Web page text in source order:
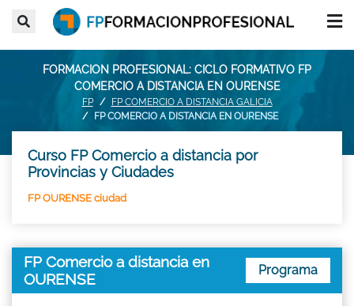
FORMACION PROFESIONAL: CICLO FORMATIVO FP
COMERCIO A DISTANCIA EN OURENSE
FP
FP COMERCIO A DISTANCIA GALICIA
FP COMERCIO A DISTANCIA EN OURENSE
Curso FP Comercio a distancia por
Provincias y Ciudades
FP OURENSE ciudad
FP Comercio a distancia en
OURENSE
Programa